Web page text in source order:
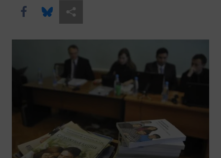
Share this via Facebook
Share this via Bluesky
Share this via Поделиться